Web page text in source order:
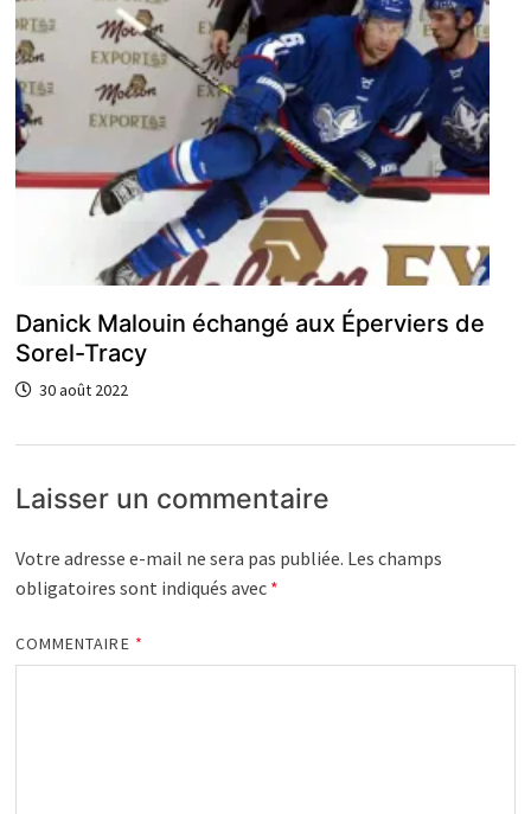
Danick Malouin échangé aux Éperviers de
Sorel-Tracy
30 août 2022
Laisser un commentaire
Votre adresse e-mail ne sera pas publiée. Les champs
obligatoires sont indiqués avec *
COMMENTAIRE *